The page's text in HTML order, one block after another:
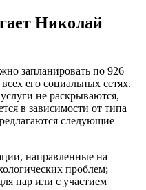
Николай
запланировать по 926
его социальных сетях.
не раскрываются,
в зависимости от типа
следующие
направленные на
проблем;
пар или с участием